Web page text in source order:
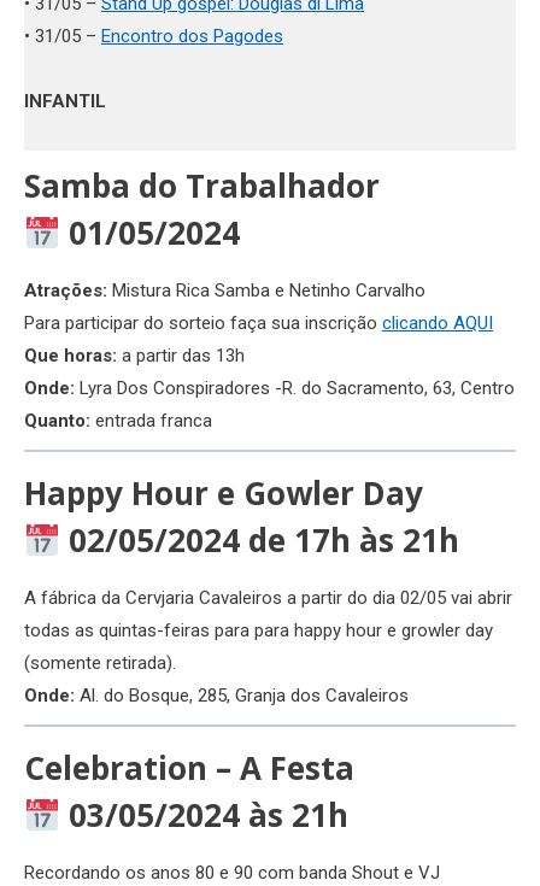
• 31/05 – Encontro dos Pagodes
INFANTIL
Samba do Trabalhador
01/05/2024
Atrações: Mistura Rica Samba e Netinho Carvalho
Para participar do sorteio faça sua inscrição clicando AQUI
Que horas: a partir das 13h
Onde: Lyra Dos Conspiradores -R. do Sacramento, 63, Centro
Quanto: entrada franca
Happy Hour e Gowler Day
02/05/2024 de 17h às 21h
A fábrica da Cervjaria Cavaleiros a partir do dia 02/05 vai abrir
todas as quintas-feiras para para happy hour e growler day
(somente retirada).
Onde: Al. do Bosque, 285, Granja dos Cavaleiros
Celebration – A Festa
03/05/2024 às 21h
Recordando os anos 80 e 90 com banda Shout e VJ